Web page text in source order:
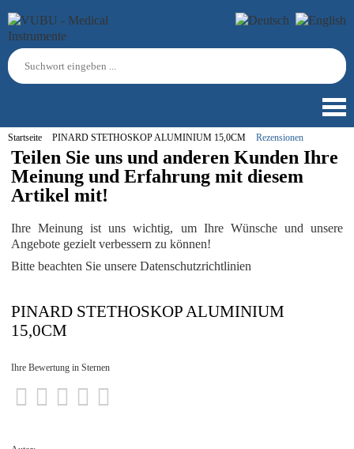
Startseite PINARD STETHOSKOP ALUMINIUM 15,0CM Rezensionen
Teilen Sie uns und anderen Kunden Ihre
Meinung und Erfahrung mit diesem
Artikel mit!
Ihre Meinung ist uns wichtig, um Ihre Wünsche und unsere
Angebote gezielt verbessern zu können!
Bitte beachten Sie unsere Datenschutzrichtlinien
PINARD STETHOSKOP ALUMINIUM
15,0CM
Ihre Bewertung in Sternen